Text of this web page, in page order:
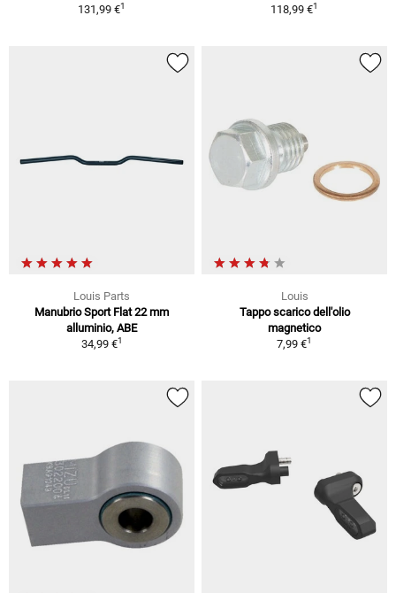
131,99 €1 118,99 €1
Louis Parts
Manubrio Sport Flat 22 mm
alluminio, ABE
34,99 €1
Louis
Tappo scarico dell'olio
magnetico
7,99 €1